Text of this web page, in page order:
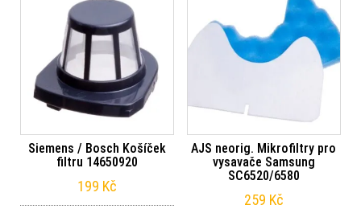
Siemens / Bosch Košíček
filtru 14650920
199 Kč
AJS neorig. Mikrofiltry pro
vysavače Samsung
SC6520/6580
259 Kč